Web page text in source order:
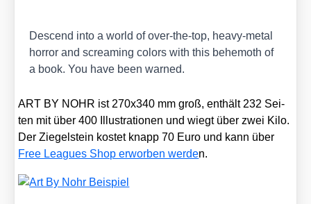
Des­cend into a world of over-the-top, hea­vy-metal
hor­ror and screa­ming colors with this behe­mo­th of
a book. You have been war­ned.
ART BY NOHR ist 270x340 mm groß, ent­hält 232 Sei­
ten mit über 400 Illus­tra­tio­nen und wiegt über zwei Kilo.
Der Zie­gel­stein kos­tet knapp 70 Euro und kann über
Free Leagues Shop erwor­ben wer­den.